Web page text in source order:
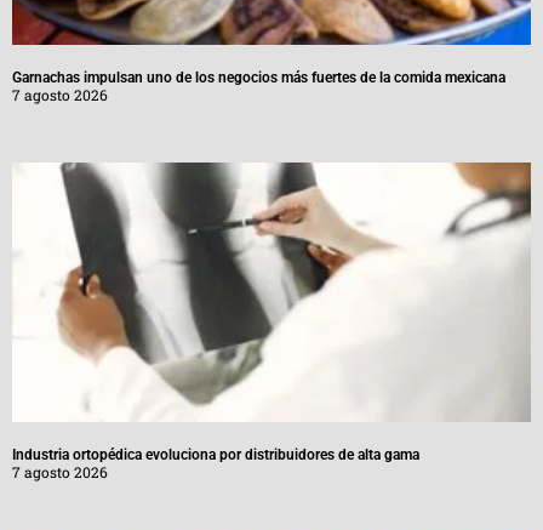
Garnachas impulsan uno de los negocios más fuertes de la comida mexicana
7 agosto 2026
Industria ortopédica evoluciona por distribuidores de alta gama
7 agosto 2026